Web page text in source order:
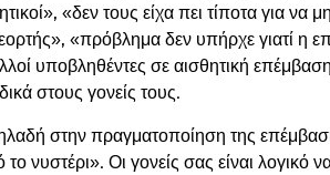
«δεν τους είχα πει τίποτα για
«πρόβλημα δεν υπήρχε γιατί η
υποβληθέντες σε αισθητική
στους γονείς τους.
στην πραγματοποίηση της
νυστέρι». Οι γονείς σας είναι λογικό